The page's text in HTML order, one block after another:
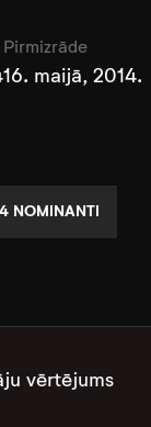
Pirmizrāde
16. maijā, 2014.
NOMINANTI
vērtējums